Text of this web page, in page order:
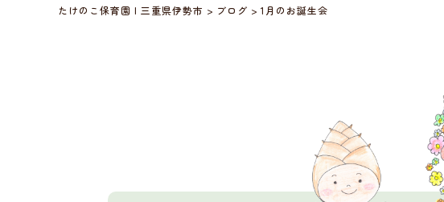
たけのこ保育園 | 三重県伊勢市 > ブログ > 1月のお誕生会